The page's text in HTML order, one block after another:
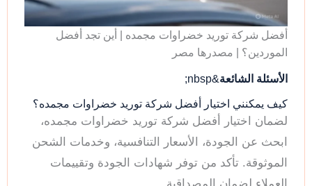
أفضل شركة توريد خضراوات مجمده | أين تجد أفضل
الموردين؟ | مصدرها مصر
الأسئلة الشائعة&nbsp;
كيف يمكنني اختيار أفضل شركة توريد خضراوات مجمده؟
لضمان اختيار أفضل شركة توريد خضراوات مجمده،
ابحث عن الجودة، الأسعار التنافسية، وخدمات الشحن
الموثوقة. تأكد من توفر شهادات الجودة وتقييمات